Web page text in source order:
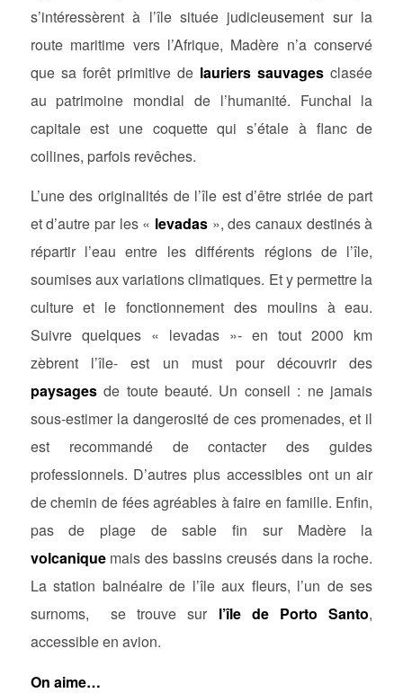
s’intéressèrent à l’île située judicieusement sur la
route maritime vers l’Afrique, Madère n’a conservé
que sa forêt primitive de lauriers sauvages clasée
au patrimoine mondial de l’humanité. Funchal la
capitale est une coquette qui s’étale à flanc de
collines, parfois revêches.
L’une des originalités de l’île est d’être striée de part
et d’autre par les « levadas », des canaux destinés à
répartir l’eau entre les différents régions de l’île,
soumises aux variations climatiques. Et y permettre la
culture et le fonctionnement des moulins à eau.
Suivre quelques « levadas »- en tout 2000 km
zèbrent l’île- est un must pour découvrir des
paysagesde toute beauté. Un conseil : ne jamais
sous-estimer la dangerosité de ces promenades, et il
est recommandé de contacter des guides
professionnels. D’autres plus accessibles ont un air
de chemin de fées agréables à faire en famille. Enfin,
pas de plage de sable fin sur Madère la
volcaniquemais des bassins creusés dans la roche.
La station balnéaire de l’île aux fleurs, l’un de ses
surnoms, se trouve sur l’île de Porto Santo,
accessible en avion.
On aime…